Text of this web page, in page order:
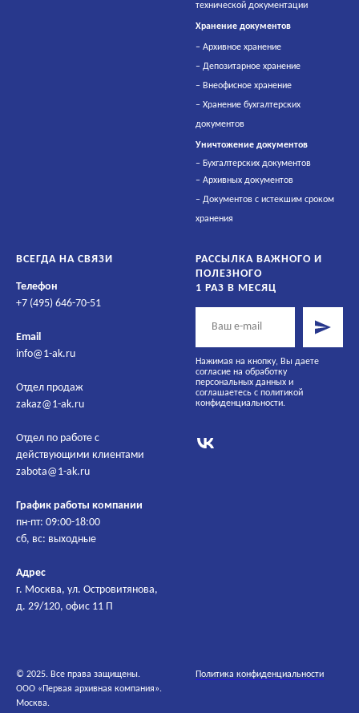
технической документации
Хранение документов
– Архивное хранение
– Депозитарное хранение
– Внеофисное хранение
– Хранение бухгалтерских
документов
Уничтожение документов
– Бухгалтерских документов
– Архивных документов
– Документов с истекшим сроком
хранения
ВСЕГДА НА СВЯЗИ
Телефон
+7 (495) 646-70-51
Email
info@1-ak.ru
Отдел продаж
zakaz@1-ak.ru
Отдел по работе с
действующими клиентами
zabota@1-ak.ru
График работы компании
пн-пт: 09:00-18:00
сб, вс: выходные
Адрес
г. Москва, ул. Островитянова,
д. 29/120, офис 11 П
РАССЫЛКА ВАЖНОГО И
ПОЛЕЗНОГО
1 РАЗ В МЕСЯЦ
Нажимая на кнопку, Вы даете
согласие на обработку
персональных данных и
соглашаетесь c политикой
конфиденциальности.
© 2025. Все права защищены.
ООО «Первая архивная компания».
Москва.
Политика конфиденциальности